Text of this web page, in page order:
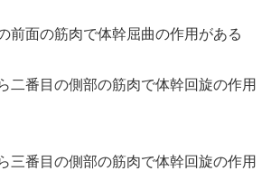
前面の筋肉で体幹屈曲の作用がある
二番目の側部の筋肉で体幹回旋の作用
三番目の側部の筋肉で体幹回旋の作用